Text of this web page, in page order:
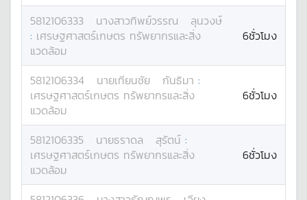
5812106333 นางสาวทิพย์วรรณ
ลุนวงษ์
: เศรษฐศาสตร์เกษตร ทรัพยากรและสิ่ง
แวดล้อม
6ชั่วโมง
5812106334 นายเทียนชัย กันธิมา :
เศรษฐศาสตร์เกษตร ทรัพยากรและสิ่ง
แวดล้อม
6ชั่วโมง
5812106335 นายธราดล สุรัตน์ :
เศรษฐศาสตร์เกษตร ทรัพยากรและสิ่ง
แวดล้อม
6ชั่วโมง